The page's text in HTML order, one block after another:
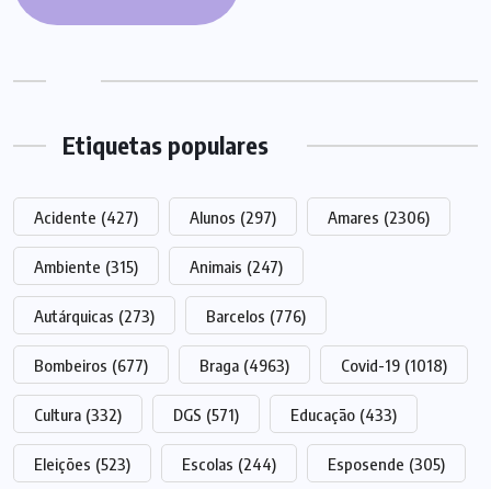
Etiquetas populares
Acidente (427) Alunos (297) Amares (2306)
Ambiente (315) Animais (247)
Autárquicas (273) Barcelos (776)
Bombeiros (677) Braga (4963) Covid-19 (1018)
Cultura (332) DGS (571) Educação (433)
Eleições (523) Escolas (244) Esposende (305)